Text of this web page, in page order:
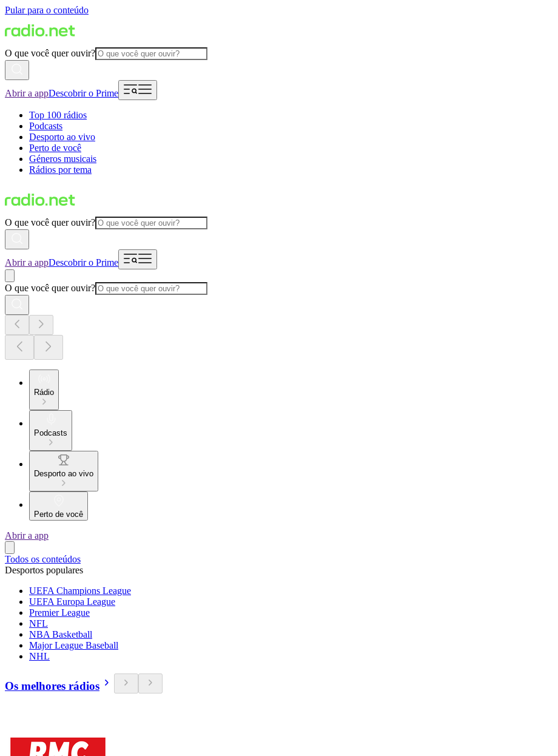
Pular para o conteúdo
O que você quer ouvir?
Abrir a appDescobrir o Prime
Top 100 rádios
Podcasts
Desporto ao vivo
Perto de você
Géneros musicais
Rádios por tema
O que você quer ouvir?
Abrir a appDescobrir o Prime
O que você quer ouvir?
Rádio
Podcasts
Desporto ao vivo
Perto de você
Abrir a app
Todos os conteúdos
Desportos populares
UEFA Champions League
UEFA Europa League
Premier League
NFL
NBA Basketball
Major League Baseball
NHL
Os melhores rádios